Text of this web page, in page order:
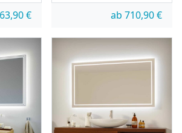
63,90€ ab 710,90€